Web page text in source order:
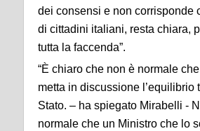
dei consensi e non corrisponde
di cittadini italiani, resta chiara,
tutta la faccenda”.
“È chiaro che non è normale
metta in discussione l’equilibrio
Stato. – ha spiegato Mirabelli -
normale che un Ministro che lo